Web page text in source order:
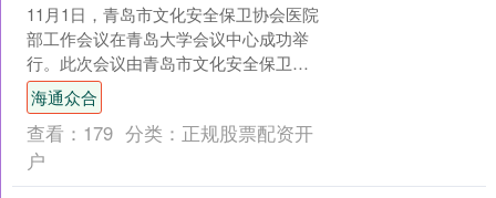
11月1日，青岛市文化安全保卫协会医院
部工作会议在青岛大学会议中心成功举
行。此次会议由青岛市文化安全保卫协
会主办，康复大学青岛中心医院承办，
旨在进一步强化全市医....
海通众合
查看： 179 分类： 正规股票配资开
户